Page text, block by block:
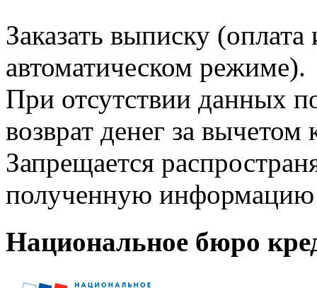
Заказать выписку
автоматическом режиме).
При отсутствии данных
возврат денег за
Запрещается
полученную информацию
Национальное бюро